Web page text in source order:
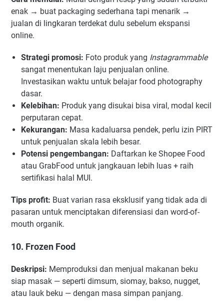
enak → buat packaging sederhana tapi menarik →
jualan di lingkaran terdekat dulu sebelum ekspansi
online.
Strategi promosi: Foto produk yang Instagrammable
sangat menentukan laju penjualan online.
Investasikan waktu untuk belajar food photography
dasar.
Kelebihan: Produk yang disukai bisa viral, modal kecil
perputaran cepat.
Kekurangan: Masa kadaluarsa pendek, perlu izin PIRT
untuk penjualan skala lebih besar.
Potensi pengembangan: Daftarkan ke Shopee Food
atau GrabFood untuk jangkauan lebih luas + raih
sertifikasi halal MUI.
Tips profit: Buat varian rasa eksklusif yang tidak ada di
pasaran untuk menciptakan diferensiasi dan word-of-
mouth organik.
10. Frozen Food
Deskripsi: Memproduksi dan menjual makanan beku
siap masak — seperti dimsum, siomay, bakso, nugget,
atau lauk beku — dengan masa simpan panjang.